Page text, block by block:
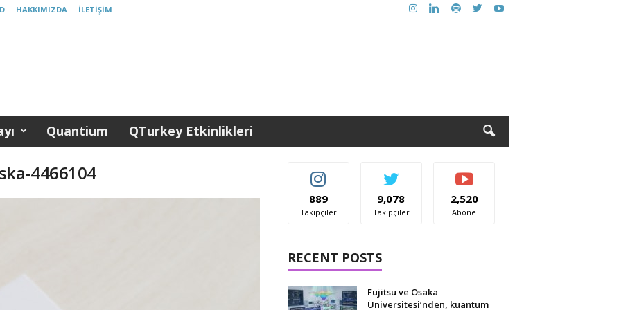
HAKKIMIZDA İLETIŞIM
Quantium QTurkey Etkinlikleri
4466104
889
Takipçiler
9,078
Takipçiler
2,520
Abone
RECENT POSTS
Fujitsu ve Osaka
Üniversitesi’nden, kuantum